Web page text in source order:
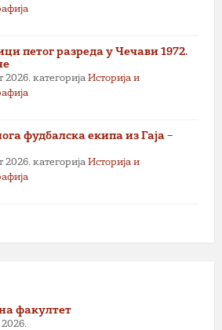
петог разреда у Чечави 1972.
2026. категорија Историја и
фудбалска екипа из Гаја –
2026. категорија Историја и
факултет
2026.